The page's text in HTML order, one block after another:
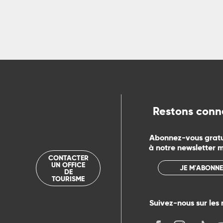
CONTACTER
UN OFFICE
DE
TOURISME
Restons
Abonnez-vous
à notre newsletter
JE M'ABONNE
Suivez-nous sur les